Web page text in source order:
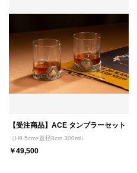
【受注商品】ACE タンブラーセット
（H9.5cm×直径8cm 300ml）
￥49,500